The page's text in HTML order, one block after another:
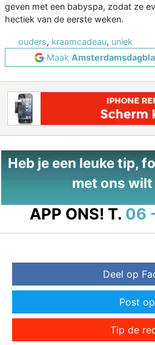
geven met een babyspa, zodat ze
hectiek van de eerste weken.
ouders, kraamcadeau, uniek
Maak
Heb je een leuke tip,
met ons wilt
APP ONS! T. 06
Deel op
Post
Tip de